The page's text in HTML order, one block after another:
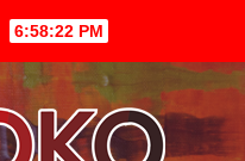
6:58:23 PM